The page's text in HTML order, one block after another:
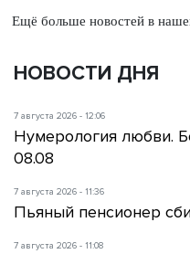
Ещё больше новостей в
НОВОСТИ ДНЯ
7 августа 2026 - 12:06
Нумерология любви.
08.08
7 августа 2026 - 11:36
Пьяный пенсионер
7 августа 2026 - 11:08